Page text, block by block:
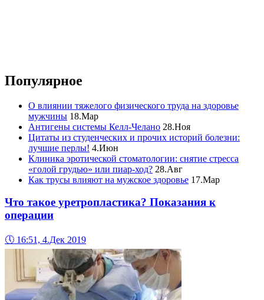
Популярное
О влиянии тяжелого физического труда на здоровье
мужчины 18.Мар
Антигены системы Келл-Челано 28.Ноя
Цитаты из студенческих и прочих историй болезни:
лучшие перлы! 4.Июн
Клиника эротической стоматологии: снятие стресса
«голой грудью» или пиар-ход? 28.Авг
Как трусы влияют на мужское здоровье 17.Мар
Что такое уретропластика? Показания к
операции
🕔 16:51, 4.Дек 2019